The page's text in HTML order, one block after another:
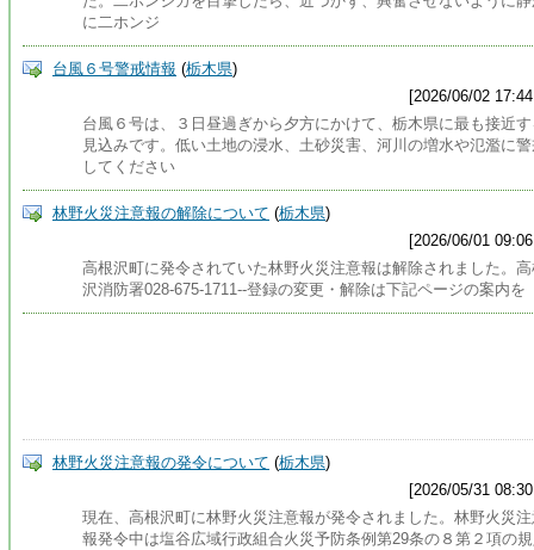
に二ホンジ
台風６号警戒情報 (栃木県)
[2026/06/02
台風６号は、３日昼過ぎから夕方にかけて、栃木県に最も接近
見込みです。低い土地の浸水、土砂災害、河川の増水や氾濫に
してください
林野火災注意報の解除について (栃木県)
[2026/06/01
高根沢町に発令されていた林野火災注意報は解除されました。
沢消防署028-675-1711--登録の変更・解除は下記ページの案内を
林野火災注意報の発令について (栃木県)
[2026/05/31
現在、高根沢町に林野火災注意報が発令されました。林野火災
報発令中は塩谷広域行政組合火災予防条例第29条の８第２項の